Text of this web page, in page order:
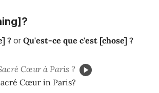
? or Qu'est-ce que c'est [chose] ?
Cœur à Paris ?
Cœur in Paris?